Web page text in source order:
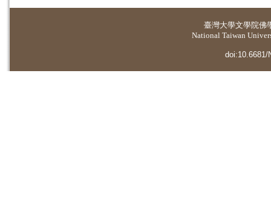
臺灣大學文學院佛
National Taiwan
doi:10.6681/